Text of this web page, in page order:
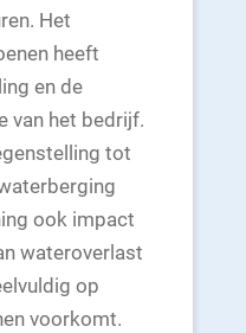
Het
heeft
en de
van het bedrijf.
tot
ook impact
wateroverlast
op
voorkomt.